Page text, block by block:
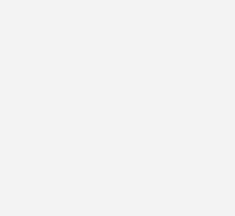
Verbindungen (VOC) erhalten hat.
Intertek für die Reduzierung schädlicher
kommt vom TÜV Rheinland, der das
für die effektive Entfernung von
und schädlichen Bakterien
aureus aus der Luft zertifiziert hat.
die Luftreinigungs- und
der Kassette auch von der British
(RM)